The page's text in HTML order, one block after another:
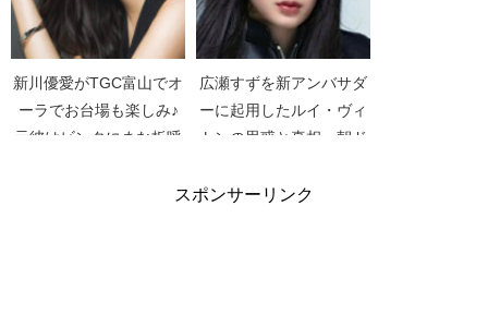
新川優愛がTGC富山でオ
ーラでお台場も楽しみ♪
元彼はビンタにまな板呼
広瀬すずを新アンバサダ
ーに起用したルイ・ヴィ
トンの思惑と真相。朝ド
けない！【Louis
スポンサーリンク